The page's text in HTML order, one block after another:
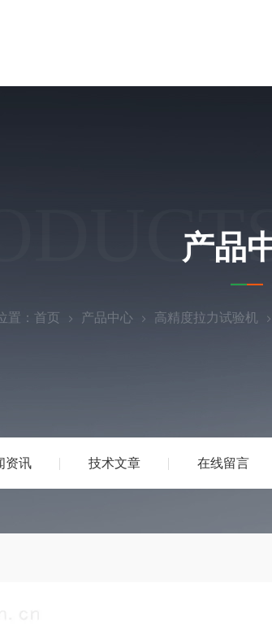
资讯 技术文章 在线留言
产品
置： 首页 产品中心 高精度拉力试验机